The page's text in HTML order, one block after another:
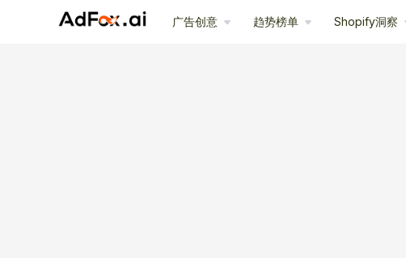
广告创意 趋势榜单 Shopify洞察